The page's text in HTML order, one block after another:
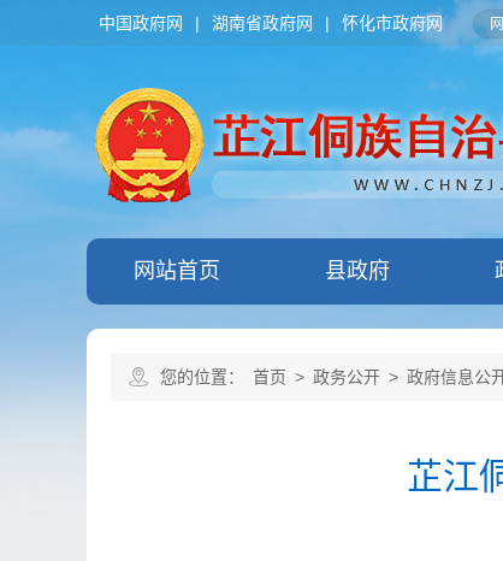
中国政府网 | 湖南省政府网 | 怀化市政府网
网站首页 县政府
您的位置： 首页 > 政务公开 > 政府信息公
芷江